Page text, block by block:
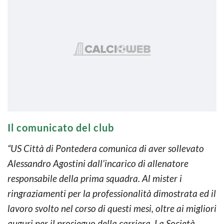
Il comunicato del club
“US Città di Pontedera comunica di aver sollevato
Alessandro Agostini dall’incarico di allenatore
responsabile della prima squadra. Al mister i
ringraziamenti per la professionalità dimostrata ed il
lavoro svolto nel corso di questi mesi, oltre ai migliori